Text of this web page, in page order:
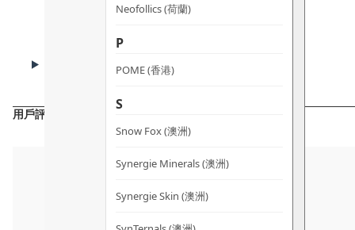
Neofollics (荷蘭)
P
POME (香港)
S
Snow Fox (澳洲)
Synergie Minerals (澳洲)
Synergie Skin (澳洲)
用戶評價